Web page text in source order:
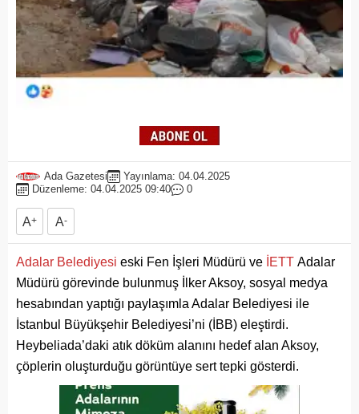
Ada Gazetesi
Yayınlama: 04.04.2025
Düzenleme: 04.04.2025 09:40
0
A+ A-
Adalar Belediyesi eski Fen İşleri Müdürü ve İETT Adalar
Müdürü görevinde bulunmuş İlker Aksoy, sosyal medya
hesabından yaptığı paylaşımla Adalar Belediyesi ile
İstanbul Büyükşehir Belediyesi’ni (İBB) eleştirdi.
Heybeliada’daki atık döküm alanını hedef alan Aksoy,
çöplerin oluşturduğu görüntüye sert tepki gösterdi.